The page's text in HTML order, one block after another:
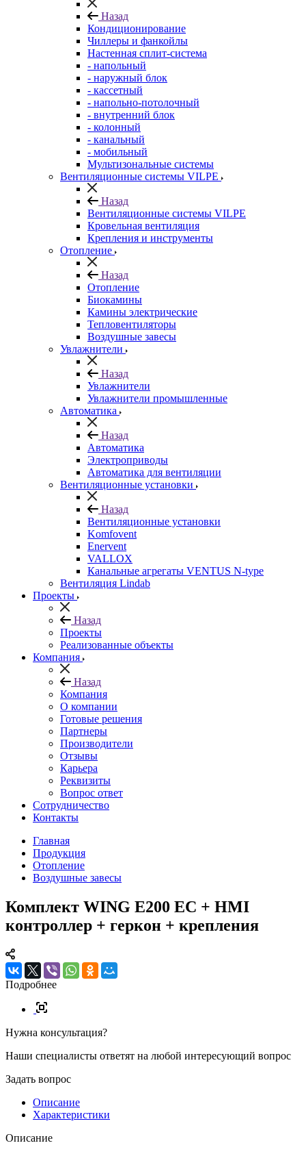
Назад
Кондиционирование
Чиллеры и фанкойлы
Настенная сплит-система
- напольный
- наружный блок
- кассетный
- напольно-потолочный
- внутренний блок
- колонный
- канальный
- мобильный
Мультизональные системы
Вентиляционные системы VILPE
Назад
Вентиляционные системы VILPE
Кровельная вентиляция
Крепления и инструменты
Отопление
Назад
Отопление
Биокамины
Камины электрические
Тепловентиляторы
Воздушные завесы
Увлажнители
Назад
Увлажнители
Увлажнители промышленные
Автоматика
Назад
Автоматика
Электроприводы
Автоматика для вентиляции
Вентиляционные установки
Назад
Вентиляционные установки
Komfovent
Enervent
VALLOX
Канальные агрегаты VENTUS N-type
Вентиляция Lindab
Проекты
Назад
Проекты
Реализованные объекты
Компания
Назад
Компания
О компании
Готовые решения
Партнеры
Производители
Отзывы
Карьера
Реквизиты
Вопрос ответ
Сотрудничество
Контакты
Главная
Продукция
Отопление
Воздушные завесы
Комплект WING E200 EC + HMI
контроллер + геркон + крепления
Подробнее
Нужна консультация?
Наши специалисты ответят на любой интересующий вопрос
Задать вопрос
Описание
Характеристики
Описание